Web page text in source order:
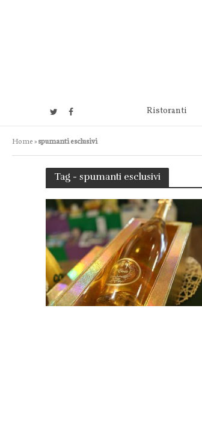
Ristoranti
Home»spumanti esclusivi
Tag - spumanti esclusivi